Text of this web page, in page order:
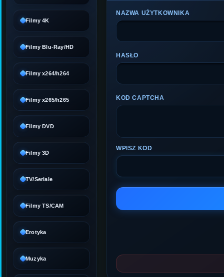
Filmy 4K
Filmy Blu-Ray/HD
Filmy x264/h264
Filmy x265/h265
Filmy DVD
Filmy 3D
TV/Seriale
Filmy TS/CAM
Erotyka
Muzyka
NAZWA UŻYTKOWNIKA
HASŁO
KOD CAPTCHA
WPISZ KOD